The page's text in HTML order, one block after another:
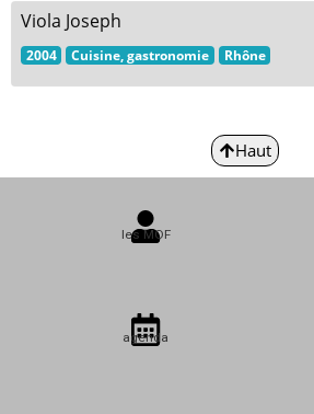
Viola Joseph
2004 Cuisine, gastronomie Rhône
Haut
les MOF
agenda